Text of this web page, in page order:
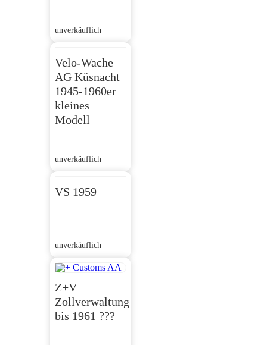
unverkäuflich
Velo-Wache
AG Küsnacht
1945-1960er
kleines
Modell
unverkäuflich
VS 1959
unverkäuflich
Z+V
Zollverwaltung
bis 1961 ???